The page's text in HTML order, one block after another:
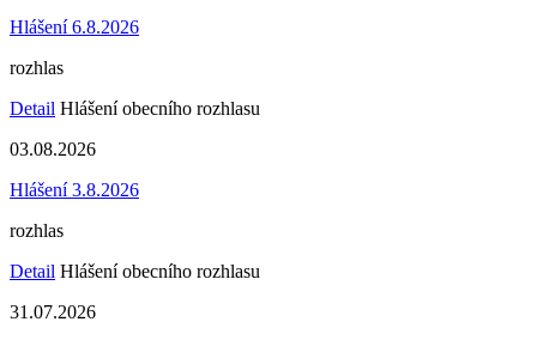
Hlášení 6.8.2026
rozhlas
Detail Hlášení obecního rozhlasu
03.08.2026
Hlášení 3.8.2026
rozhlas
Detail Hlášení obecního rozhlasu
31.07.2026